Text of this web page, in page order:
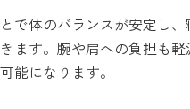
で体のバランスが安定し、
ます。腕や肩への負担も軽
能になります。